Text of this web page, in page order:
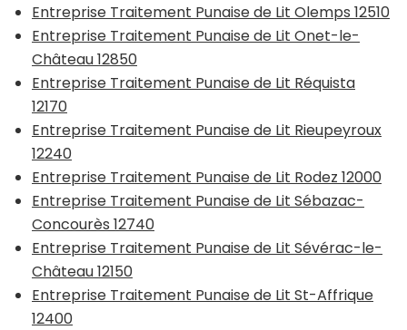
Entreprise Traitement Punaise de Lit Olemps 12510
Entreprise Traitement Punaise de Lit Onet-le-
Château 12850
Entreprise Traitement Punaise de Lit Réquista
12170
Entreprise Traitement Punaise de Lit Rieupeyroux
12240
Entreprise Traitement Punaise de Lit Rodez 12000
Entreprise Traitement Punaise de Lit Sébazac-
Concourès 12740
Entreprise Traitement Punaise de Lit Sévérac-le-
Château 12150
Entreprise Traitement Punaise de Lit St-Affrique
12400